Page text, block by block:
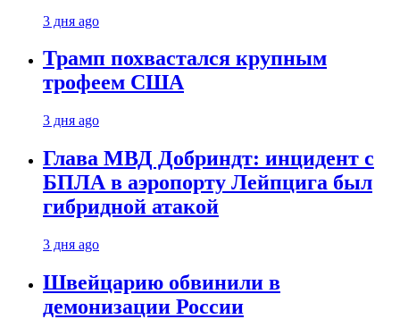
3 дня ago
Трамп похвастался крупным
трофеем США
3 дня ago
Глава МВД Добриндт: инцидент с
БПЛА в аэропорту Лейпцига был
гибридной атакой
3 дня ago
Швейцарию обвинили в
демонизации России